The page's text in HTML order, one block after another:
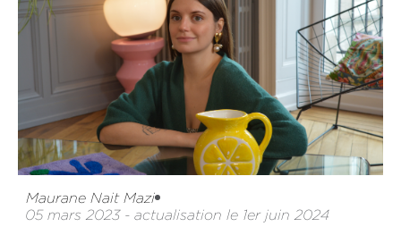
Maurane Nait Mazi
05 mars 2023 - actualisation le 1er juin 2024